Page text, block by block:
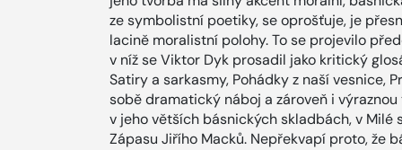
ze symbolistní poetiky, se oprošťuje, je
lacině moralistní polohy. To se projevilo
v níž se Viktor Dyk prosadil jako kritický
Satiry a sarkasmy, Pohádky z naší vesnice,
sobě dramatický náboj a zároveň i
v jeho větších básnických skladbách, v Milé
Zápasu Jiřího Macků. Nepřekvapí proto, že